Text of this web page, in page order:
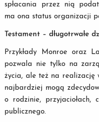
spłacania przez nią
ma ona status organizacji
Testament – długotrwałe
Przykłady Monroe oraz
pozwala nie tylko na
życia, ale też na realizację
najbardziej mogą
o rodzinie, przyjaciołach,
publicznego.